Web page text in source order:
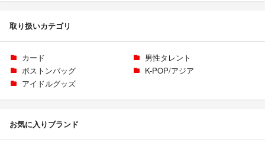
取り扱いカテゴリ
カード
男性タレント
ボストンバッグ
K-POP/アジア
アイドルグッズ
お気に入りブランド